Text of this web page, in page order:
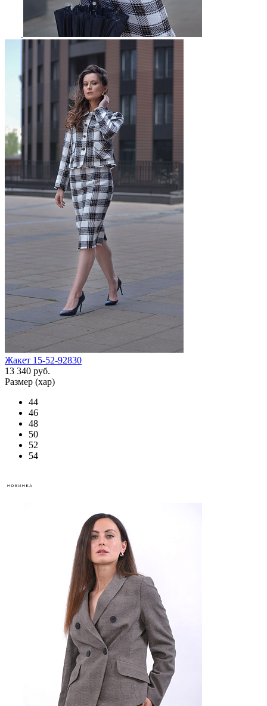
Жакет 15-52-92830
13 340 руб.
Размер (хар)
44
46
48
50
52
54